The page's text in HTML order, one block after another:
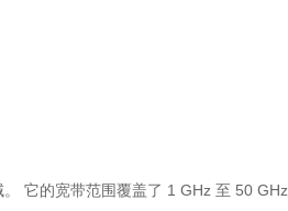
它的宽带范围覆盖了 1 GHz 至 50